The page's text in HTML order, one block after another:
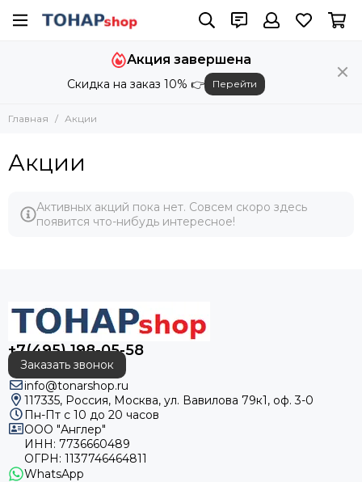
Скидка на заказ 10% 👉
Акция завершена
Перейти
Главная Акции
Акции
Активных акций пока нет. Совсем скоро здесь
появится что-нибудь интересное!
+7(495) 198-05-58
Заказать звонок
info@tonarshop.ru
117335, Россия, Москва, ул. Вавилова 79к1, оф. 3-0
Пн-Пт с 10 до 20 часов
ООО "Англер"
ИНН: 7736660489
ОГРН: 1137746464811
WhatsApp